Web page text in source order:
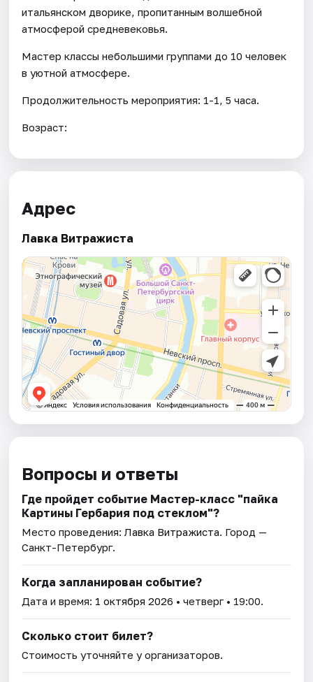
итальянском дворике, пропитанным волшебной
атмосферой средневековья.
Мастер классы небольшими группами до 10 человек
в уютной атмосфере.
Продолжительность мероприятия: 1-1, 5 часа.
Возраст:
Адрес
Лавка Витражиста
Вопросы и ответы
Где пройдет событие Мастер-класс "пайка
Картины Гербария под стеклом"?
Место проведения:Лавка Витражиста. Город —
Санкт-Петербург.
Когда запланирован событие?
Дата и время: 1 октября 2026 • четверг • 19:00.
Сколько стоит билет?
Стоимость уточняйте у организаторов.